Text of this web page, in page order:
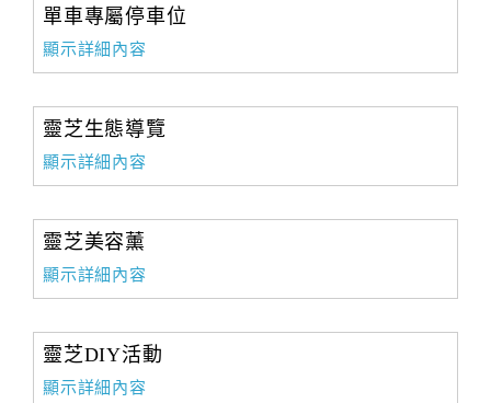
單車專屬停車位
顯示詳細內容
靈芝生態導覽
顯示詳細內容
靈芝美容薰
顯示詳細內容
靈芝DIY活動
顯示詳細內容